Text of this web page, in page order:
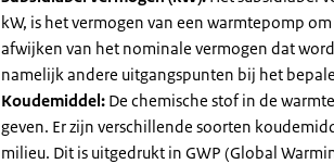
kW, is het vermogen van een warmtepomp
afwijken van het nominale vermogen dat
namelijk andere uitgangspunten bij het
Koudemiddel: De chemische stof in de
geven. Er zijn verschillende soorten
milieu. Dit is uitgedrukt in GWP (Global